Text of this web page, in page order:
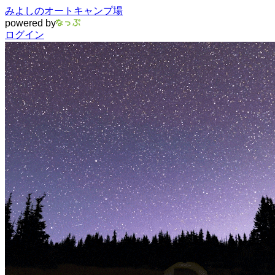
みよしのオートキャンプ場
powered by
ログイン